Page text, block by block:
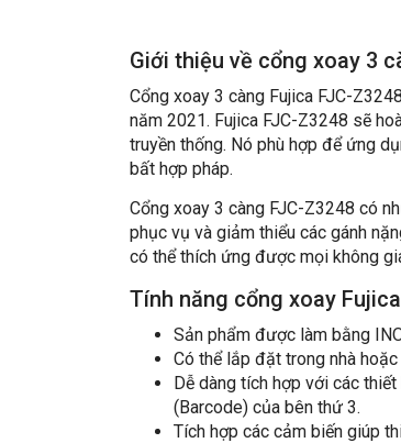
Giới thiệu về cổng xoay 3
Cổng xoay 3 càng Fujica FJC-
năm 2021. Fujica FJC-Z3248 sẽ
truyền thống. Nó phù hợp để ứng
bất hợp pháp.
Cổng xoay 3 càng FJC-Z3248 có
phục vụ và giảm thiểu các gánh
có thể thích ứng được mọi không
Tính năng cổng xoay
Sản phẩm được làm bằng
Có thể lắp đặt trong nhà
Dễ dàng tích hợp với các
(Barcode) của bên thứ 3.
Tích hợp các cảm biến giúp